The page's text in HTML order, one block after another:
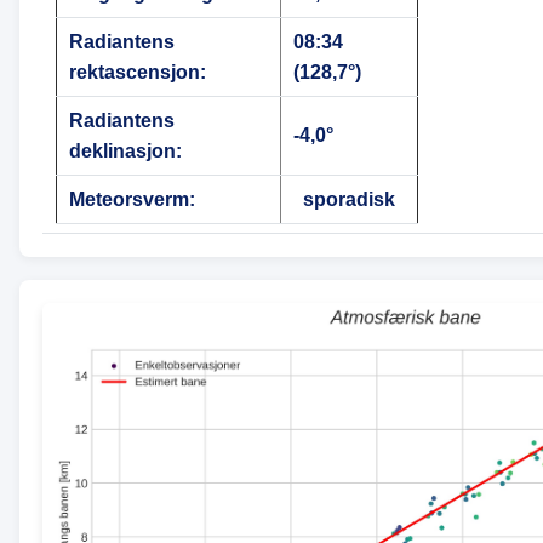
Radiantens
rektascensjon:
08:34
(128,7°)
Radiantens
deklinasjon:
-4,0°
Meteorsverm: sporadisk